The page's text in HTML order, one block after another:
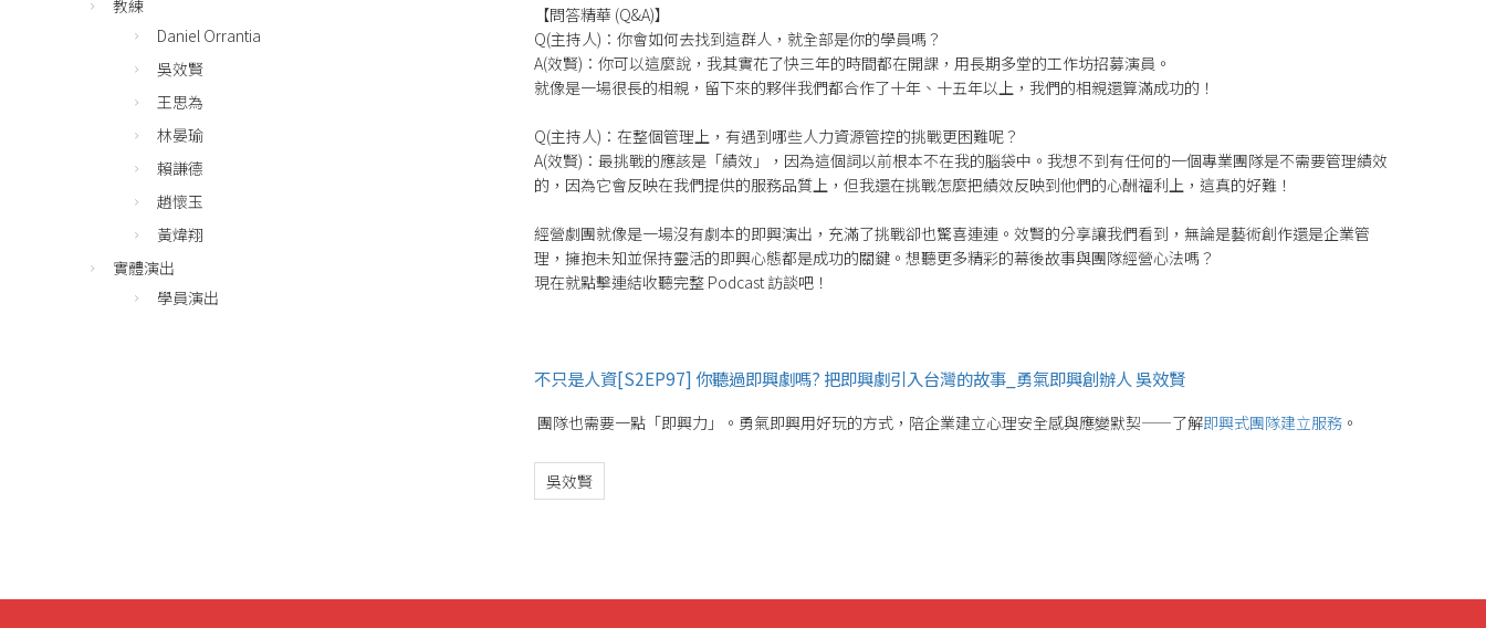
【問答精華 (Q&A)】
Q(主持人)：你會如何去找到這群人，就全部是你的學員嗎？
A(效賢)：你可以這麼說，我其實花了快三年的時間都在開課，用長期多堂的工作坊招募演員。
就像是一場很長的相親，留下來的夥伴我們都合作了十年、十五年以上，我們的相親還算滿成功的！
Q(主持人)：在整個管理上，有遇到哪些人力資源管控的挑戰更困難呢？
A(效賢)：最挑戰的應該是「績效」，因為這個詞以前根本不在我的腦袋中。我想不到有任何的一個專業團隊是不需要管理績效
的，因為它會反映在我們提供的服務品質上，但我還在挑戰怎麼把績效反映到他們的心酬福利上，這真的好難！
經營劇團就像是一場沒有劇本的即興演出，充滿了挑戰卻也驚喜連連。效賢的分享讓我們看到，無論是藝術創作還是企業管
理，擁抱未知並保持靈活的即興心態都是成功的關鍵。想聽更多精彩的幕後故事與團隊經營心法嗎？
現在就點擊連結收聽完整 Podcast 訪談吧！
不只是人資[S2EP97] 你聽過即興劇嗎? 把即興劇引入台灣的故事_勇氣即興創辦人 吳效賢
團隊也需要一點「即興力」。勇氣即興用好玩的方式，陪企業建立心理安全感與應變默契——了解即興式團隊建立服務 。
吳效賢
教練
Daniel Orrantia
吳效賢
王思為
林晏瑜
賴謙德
趙懷玉
黃煒翔
實體演出
學員演出